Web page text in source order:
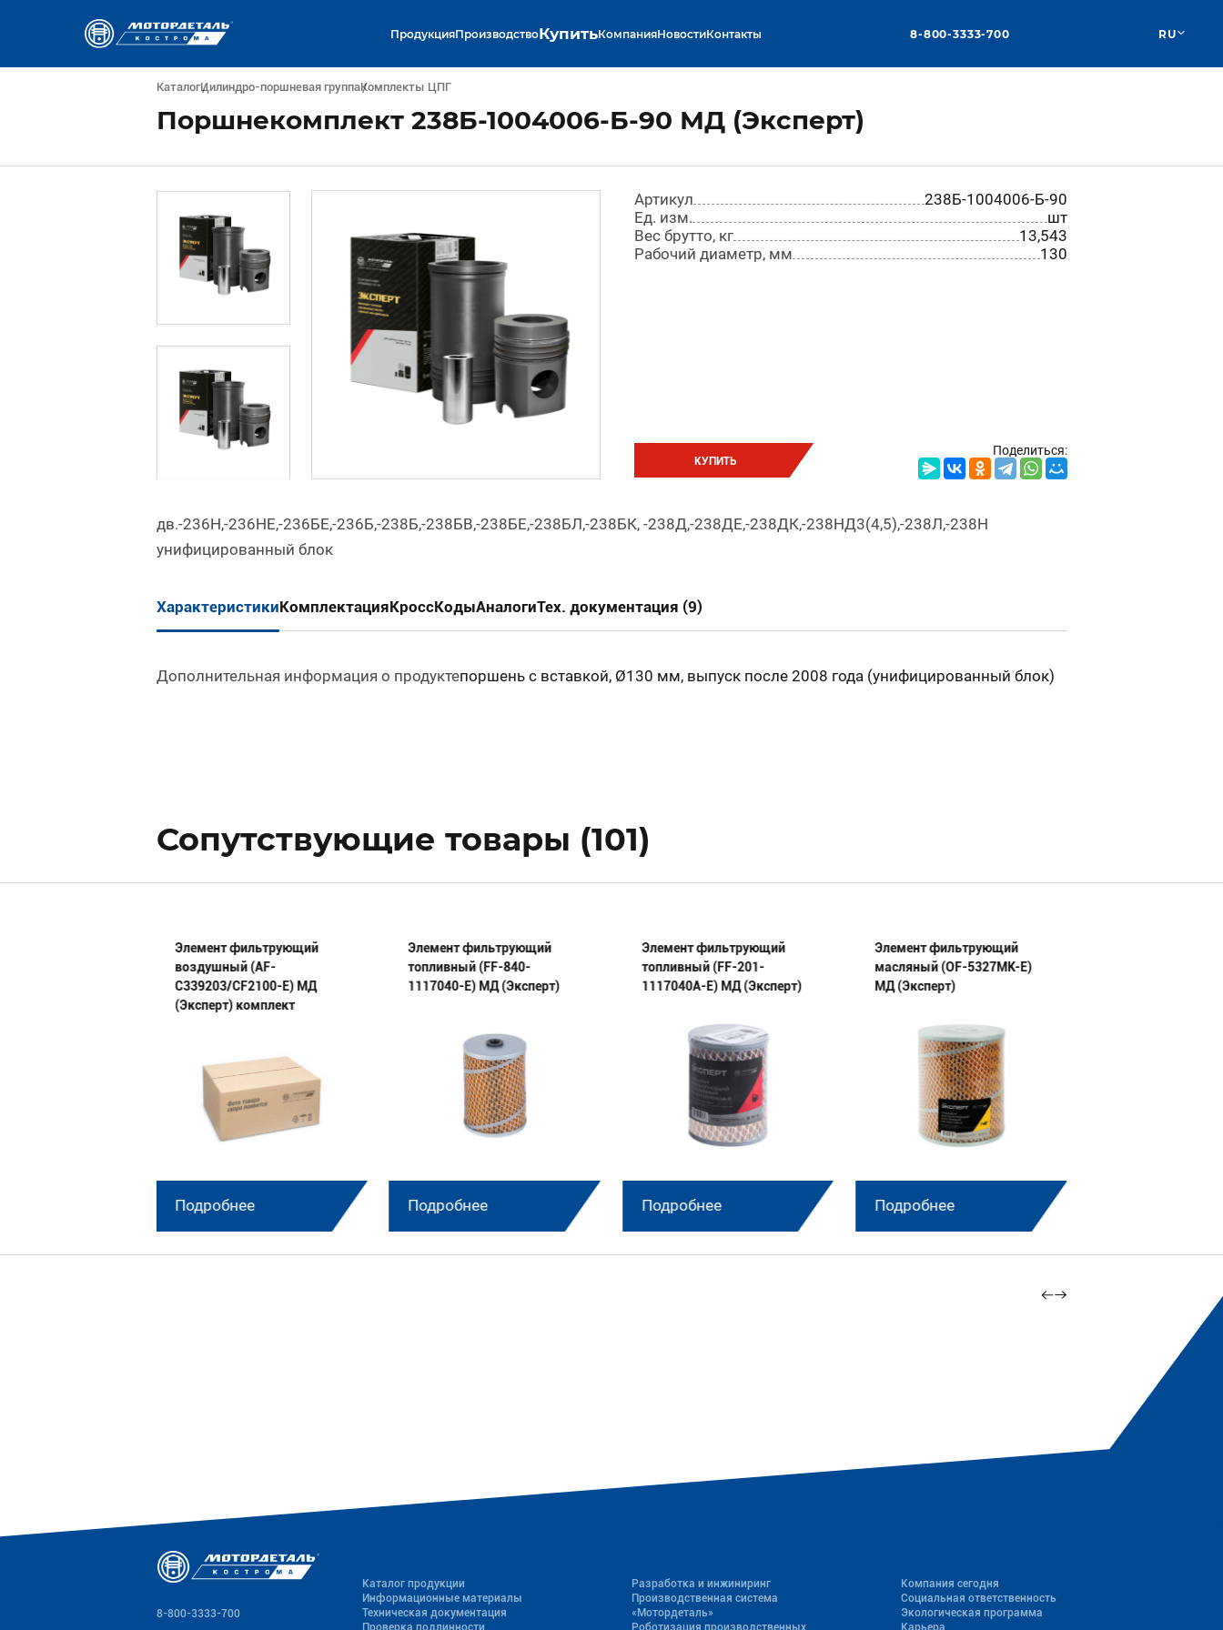
ПродукцияПроизводствоКупитьКомпанияНовостиКонтакты 8-800-3333-700 RU
КаталогЦилиндро-поршневая группаКомплекты ЦПГ
Поршнекомплект 238Б-1004006-Б-90 МД (Эксперт)
Артикул
238Б-1004006-Б-90
Ед. изм.
шт
Вес брутто, кг
13,543
Рабочий диаметр, мм
130
КУПИТЬ
Поделиться:
дв.-236Н,-236НЕ,-236БЕ,-236Б,-238Б,-238БВ,-238БЕ,-238БЛ,-238БК, -238Д,-238ДЕ,-238ДК,-238НД3(4,5),-238Л,-238Н
унифицированный блок
ХарактеристикиКомплектацияКроссКодыАналогиТех. документация (9)
Дополнительная информация о продуктепоршень с вставкой, Ø130 мм, выпуск после 2008 года (унифицированный блок)
Сопутствующие товары (101)
Элемент фильтрующий
воздушный (AF-
C339203/CF2100-E) МД
(Эксперт) комплект
Подробнее
Элемент фильтрующий
топливный (FF-840-
1117040-E) МД (Эксперт)
Подробнее
Элемент фильтрующий
топливный (FF-201-
1117040А-E) МД (Эксперт)
Подробнее
Элемент фильтрующий
масляный (OF-5327МК-E)
МД (Эксперт)
Подробнее
8-800-3333-700
Каталог продукции
Информационные материалы
Техническая документация
Проверка подлинности
Разработка и инжиниринг
Производственная система
«Mотордеталь»
Роботизация производственных
Компания сегодня
Социальная ответственность
Экологическая программа
Карьера